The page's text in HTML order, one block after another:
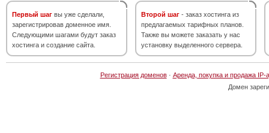
Первый шаг вы уже сделали,
зарегистрировав доменное имя.
Следующими шагами будут заказ
хостинга и создание сайта.
Второй шаг - заказ хостинга из
предлагаемых тарифных планов.
Также вы можете заказать у нас
установку выделенного сервера.
Регистрация доменов· Аренда, покупка и продажа IP-
Домен